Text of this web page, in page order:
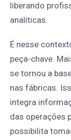
liberando
analíticas.
É nesse
peça-chave.
se tornou a
nas fábricas.
integra
das operações
possibilita